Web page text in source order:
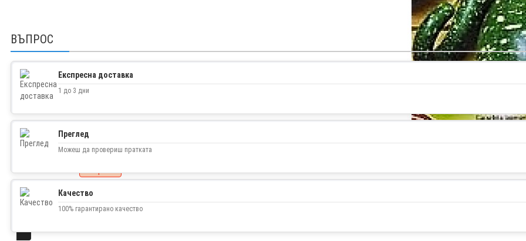
1.00€ (1.96 лв.)
ВЪПРОС
Експресна доставка
1 до 3 дни
Преглед
Можеш да провериш пратката
Качество
100% гарантирано качество